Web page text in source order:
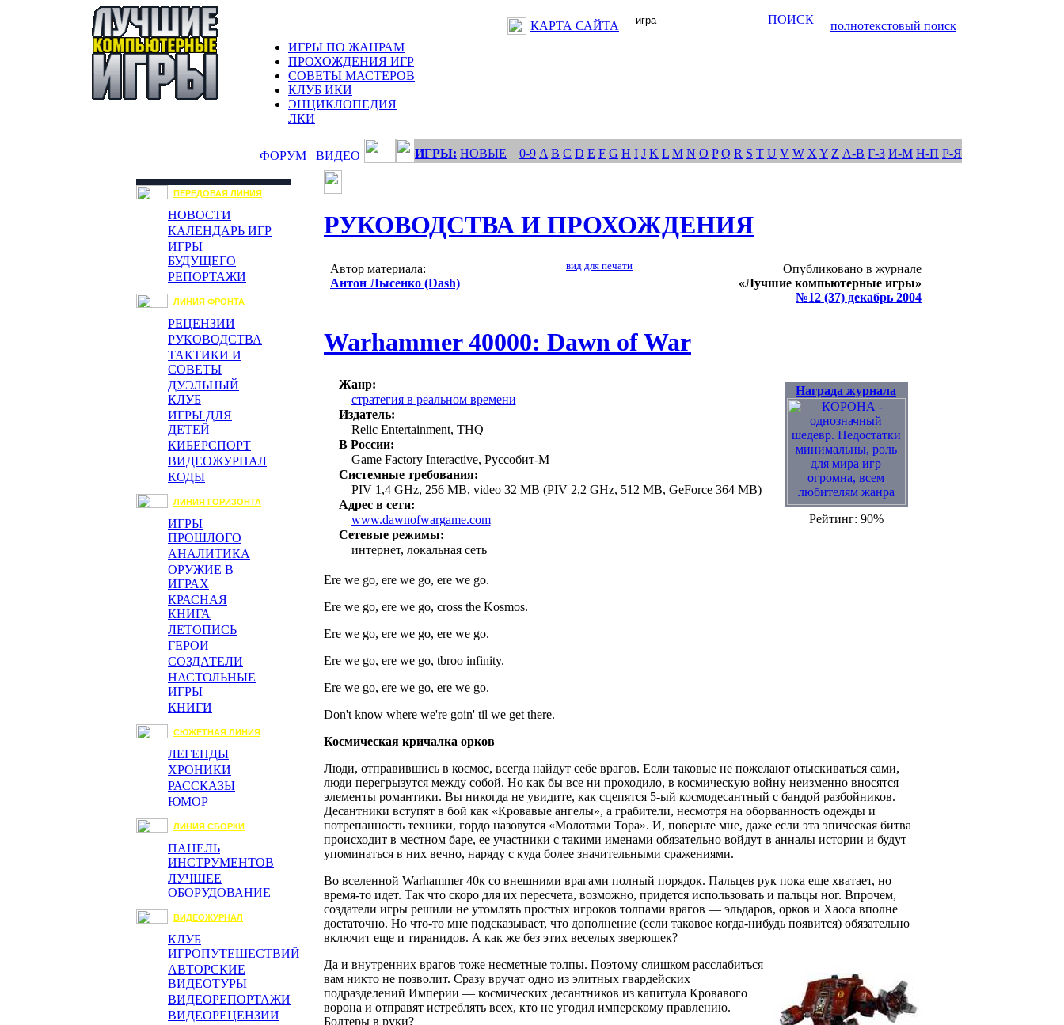
КАРТА САЙТА ПОИСК
полнотекстовый поиск
ИГРЫ ПО ЖАНРАМ
ПРОХОЖДЕНИЯ ИГР
СОВЕТЫ МАСТЕРОВ
КЛУБ ИКИ
ЭНЦИКЛОПЕДИЯ
ЛКИ
ФОРУМ ВИДЕО ИГРЫ: НОВЫЕ 0-9 A B C D E F G H I J K L M N O P Q R S T U V W X Y Z А-В Г-З И-М Н-П Р-Я
ПЕРЕДОВАЯ ЛИНИЯ
НОВОСТИ
КАЛЕНДАРЬ ИГР
ИГРЫ
БУДУЩЕГО
РЕПОРТАЖИ
ЛИНИЯ ФРОНТА
РЕЦЕНЗИИ
РУКОВОДСТВА
ТАКТИКИ И
СОВЕТЫ
ДУЭЛЬНЫЙ
КЛУБ
ИГРЫ ДЛЯ
ДЕТЕЙ
КИБЕРСПОРТ
ВИДЕОЖУРНАЛ
КОДЫ
ЛИНИЯ ГОРИЗОНТА
ИГРЫ
ПРОШЛОГО
АНАЛИТИКА
ОРУЖИЕ В
ИГРАХ
КРАСНАЯ
КНИГА
ЛЕТОПИСЬ
ГЕРОИ
СОЗДАТЕЛИ
НАСТОЛЬНЫЕ
ИГРЫ
КНИГИ
СЮЖЕТНАЯ ЛИНИЯ
ЛЕГЕНДЫ
ХРОНИКИ
РАССКАЗЫ
ЮМОР
ЛИНИЯ СБОРКИ
ПАНЕЛЬ
ИНСТРУМЕНТОВ
ЛУЧШЕЕ
ОБОРУДОВАНИЕ
ВИДЕОЖУРНАЛ
КЛУБ
ИГРОПУТЕШЕСТВИЙ
АВТОРСКИЕ
ВИДЕОТУРЫ
ВИДЕОРЕПОРТАЖИ
ВИДЕОРЕЦЕНЗИИ
РУКОВОДСТВА И ПРОХОЖДЕНИЯ
Автор материала:
Антон Лысенко (Dash)
Опубликовано в журнале
«Лучшие компьютерные игры»
№12 (37) декабрь 2004
вид для печати
Warhammer 40000: Dawn of War
Жанр:
стратегия в реальном времени
Издатель:
Relic Entertainment, THQ
В России:
Game Factory Interactive, Руссобит-М
Системные требования:
PIV 1,4 GHz, 256 MB, video 32 MB (PIV 2,2 GHz, 512 MB, GeForce 364 MB)
Адрес в сети:
www.dawnofwargame.com
Сетевые режимы:
интернет, локальная сеть
Награда журнала
Рейтинг: 90%
Ere we go, ere we go, ere we go.
Ere we go, ere we go, cross the Kosmos.
Ere we go, ere we go, ere we go.
Ere we go, ere we go, tbroo infinity.
Ere we go, ere we go, ere we go.
Don't know where we're goin' til we get there.
Космическая кричалка орков
Люди, отправившись в космос, всегда найдут себе врагов. Если таковые не пожелают отыскиваться сами,
люди перегрызутся между собой. Но как бы все ни проходило, в космическую войну неизменно вносятся
элементы романтики. Вы никогда не увидите, как сцепятся 5-ый космодесантный с бандой разбойников.
Десантники вступят в бой как «Кровавые ангелы», а грабители, несмотря на оборванность одежды и
потрепанность техники, гордо назовутся «Молотами Тора». И, поверьте мне, даже если эта эпическая битва
происходит в местном баре, ее участники с такими именами обязательно войдут в анналы истории и будут
упоминаться в них вечно, наряду с куда более значительными сражениями.
Во вселенной Warhammer 40к со внешними врагами полный порядок. Пальцев рук пока еще хватает, но
время-то идет. Так что скоро для их пересчета, возможно, придется использовать и пальцы ног. Впрочем,
создатели игры решили не утомлять простых игроков толпами врагов — эльдаров, орков и Хаоса вполне
достаточно. Но что-то мне подсказывает, что дополнение (если таковое когда-нибудь появится) обязательно
включит еще и тиранидов. А как же без этих веселых зверюшек?
Да и внутренних врагов тоже несметные толпы. Поэтому слишком расслабиться
вам никто не позволит. Сразу вручат одно из элитных гвардейских
подразделений Империи — космических десантников из капитула Кровавого
ворона и отправят истреблять всех, кто не угодил имперскому правлению.
Болтеры в руки?